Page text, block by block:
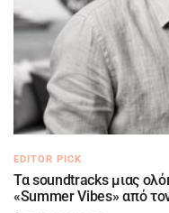
EDITOR PICK
Τα soundtracks μιας
«Summer Vibes» από